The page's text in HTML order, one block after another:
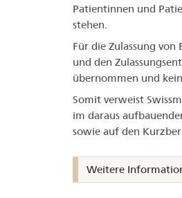
Patientinnen und
stehen.
Für die Zulassung
und den
übernommen und
Somit verweist
im daraus
sowie auf den
Weitere